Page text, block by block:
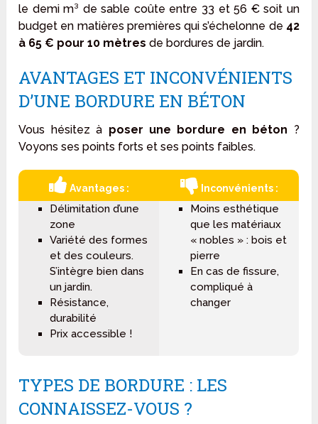
le demi m³ de sable coûte entre 33 et 56 € soit un
budget en matières premières qui s’échelonne de 42
à 65 € pour 10 mètres de bordures de jardin.
AVANTAGES ET INCONVÉNIENTS
D’UNE BORDURE EN BÉTON
Vous hésitez à poser une bordure en béton ?
Voyons ses points forts et ses points faibles.
Avantages : Inconvénients :
Délimitation d’une
zone
Variété des formes
et des couleurs.
S’intègre bien dans
un jardin.
Résistance,
durabilité
Prix accessible !
Moins esthétique
que les matériaux
« nobles » : bois et
pierre
En cas de fissure,
compliqué à
changer
TYPES DE BORDURE : LES
CONNAISSEZ-VOUS ?